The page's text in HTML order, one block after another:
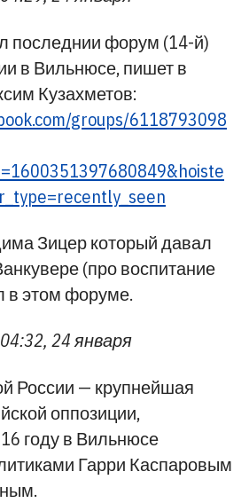
последнии форум (14-й)
в Вильнюсе, пишет в
Кузахметов:
groups/6118793098
Зицер который давал
(про воспитание
в этом форуме.
24 января
России — крупнейшая
оппозиции,
году в Вильнюсе
Гарри Каспаровым